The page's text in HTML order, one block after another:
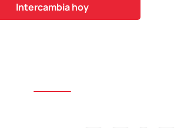
Intercambia hoy